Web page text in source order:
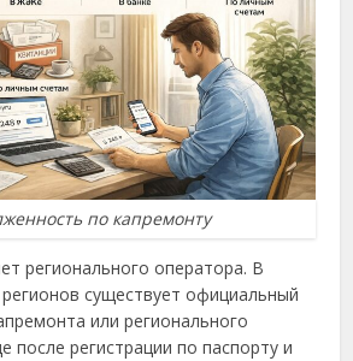
по капремонту
регионального оператора. В
существует официальный
или регионального
после регистрации по паспорту и